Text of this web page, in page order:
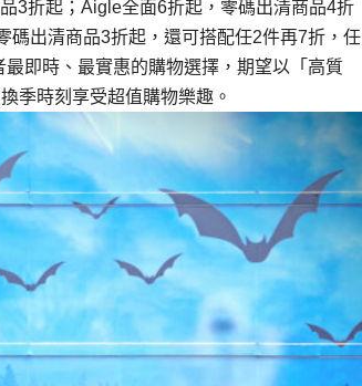
3折起；Aigle全面6折起，零碼出清商品4折
碼出清商品3折起，還可搭配任2件再7折，任
即時、最實惠的購物選擇，期望以「高質
季時刻享受超值購物樂趣。